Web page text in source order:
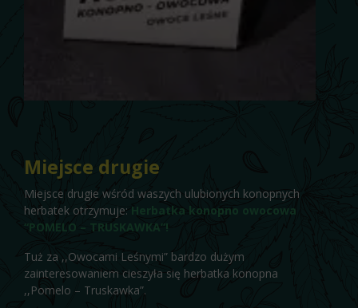
Miejsce drugie
Miejsce drugie wśród waszych ulubionych konopnych
herbatek otrzymuje: Herbatka konopno owocowa
“POMELO – TRUSKAWKA”!
Tuż za ,,Owocami Leśnymi” bardzo dużym
zainteresowaniem cieszyła się herbatka konopna
,,Pomelo – Truskawka”.